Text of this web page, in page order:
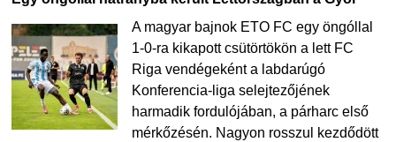
A magyar bajnok ETO FC egy öngóllal
1-0-ra kikapott csütörtökön a lett FC
Riga vendégeként a labdarúgó
Konferencia-liga selejtezőjének
harmadik fordulójában, a párharc első
mérkőzésén. Nagyon rosszul kezdődött